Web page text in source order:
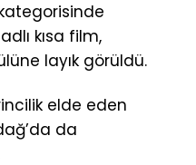
kısa film,
layık görüldü.
elde eden
da